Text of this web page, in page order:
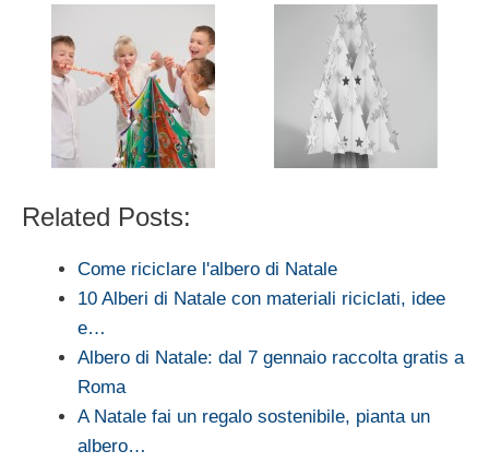
Related Posts:
Come riciclare l'albero di Natale
10 Alberi di Natale con materiali riciclati, idee
e…
Albero di Natale: dal 7 gennaio raccolta gratis a
Roma
A Natale fai un regalo sostenibile, pianta un
albero…